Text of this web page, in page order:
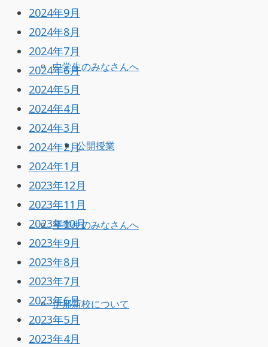
中学生のみなさんへ
公開授業
卒業生のみなさんへ
伊那新校について
2024年9月
2024年8月
2024年7月
2024年6月
2024年5月
2024年4月
2024年3月
2024年2月
2024年1月
2023年12月
2023年11月
2023年10月
2023年9月
2023年8月
2023年7月
2023年6月
2023年5月
2023年4月